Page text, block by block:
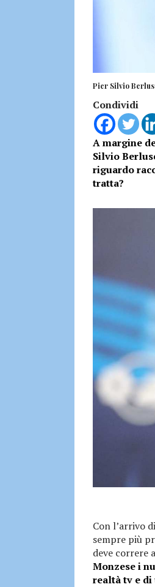
Pier Silvio
Condividi
A margine
Silvio
riguardo
tratta?
Con l’arrivo
sempre più
deve correre
Monzese i
realtà tv e di